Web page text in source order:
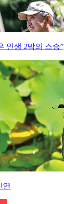
인생 2막의 스승”
연